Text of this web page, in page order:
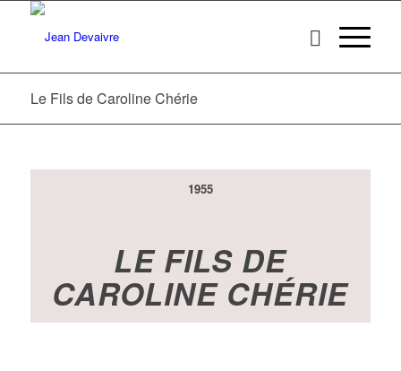
Le Fils de Caroline Chérie
1955
LE FILS DE
CAROLINE CHÉRIE